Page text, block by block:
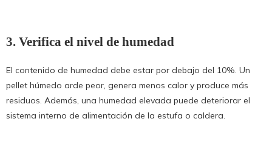
3. Verifica el nivel de humedad
El contenido de humedad debe estar por debajo del 10%. Un
pellet húmedo arde peor, genera menos calor y produce más
residuos. Además, una humedad elevada puede deteriorar el
sistema interno de alimentación de la estufa o caldera.